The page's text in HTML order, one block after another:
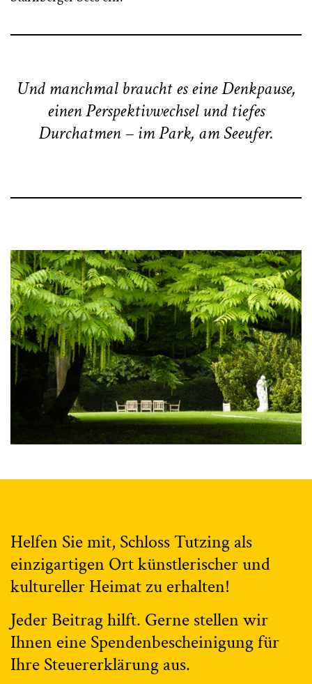
Und manchmal braucht es eine Denkpause,
einen Perspektivwechsel und tiefes
Durchatmen – im Park, am Seeufer.
Helfen Sie mit, Schloss Tutzing als
einzigartigen Ort künstlerischer und
kultureller Heimat zu erhalten!
Jeder Beitrag hilft. Gerne stellen wir
Ihnen eine Spendenbescheinigung für
Ihre Steuererklärung aus.